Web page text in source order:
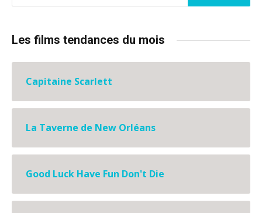
Les films tendances du mois
Capitaine Scarlett
La Taverne de New Orléans
Good Luck Have Fun Don't Die